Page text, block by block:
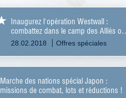
Inaugurez l'opération Westwall :
combattez dans le camp des Alliés ou
de l'Axe et gagnez de nouveaux
avions !
28.02.2018 Offres spéciales
Marche des nations spécial Japon :
missions de combat, lots et réductions !